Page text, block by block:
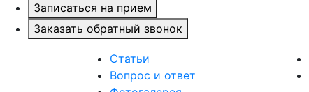
Записаться на прием
Заказать обратный звонок
Статьи
Вопрос и ответ